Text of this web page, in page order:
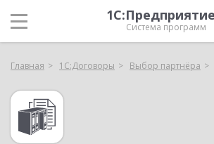
Система программ
Главная 1С:Договоры Выбор партнёра